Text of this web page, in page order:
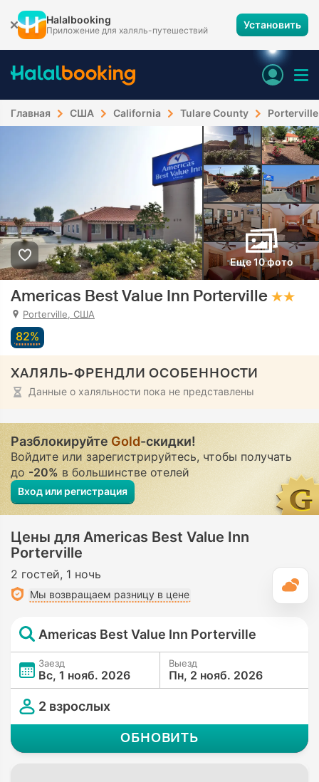
Halalbooking
Приложение для халяль-путешествий Установить
Главная США California Tulare County Porterville
Еще 10 фото
Americas Best Value Inn Porterville
Porterville, США
82%
ХАЛЯЛЬ-ФРЕНДЛИ ОСОБЕННОСТИ
Данные о халяльности пока не представлены
Разблокируйте Gold-скидки!
Войдите или зарегистрируйтесь, чтобы получать
до -20% в большинстве отелей
Вход или регистрация
Цены для Americas Best Value Inn
Porterville
2 гостей 1 ночь
Мы возвращаем разницу в цене
Americas Best Value Inn Porterville
Заезд
Вс, 1 нояб. 2026
Выезд
Пн, 2 нояб. 2026
2 взрослых
ОБНОВИТЬ